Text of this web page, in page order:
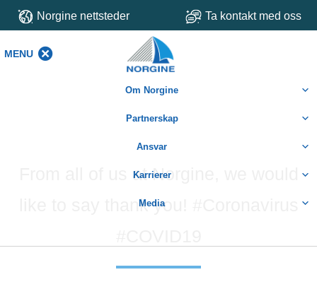
Norgine nettsteder Ta kontakt med oss
MENU
Om Norgine
Partnerskap
Ansvar
Karrierer
Media
From all of us at Norgine, we would
like to say thank you! #Coronavirus